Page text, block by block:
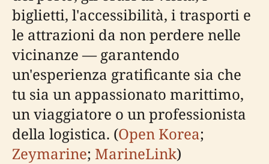
biglietti, l'accessibilità, i trasporti e
le attrazioni da non perdere nelle
vicinanze — garantendo
un'esperienza gratificante sia che
tu sia un appassionato marittimo,
un viaggiatore o un professionista
della logistica. (Open Korea;
Zeymarine; MarineLink)